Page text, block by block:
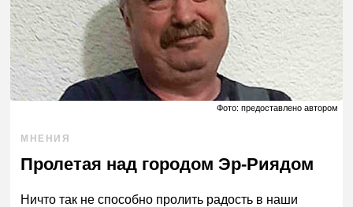
Фото: предоставлено автором
МНЕНИЯ
Пролетая над городом Эр-Риядом
Ничто так не способно пролить радость в наши